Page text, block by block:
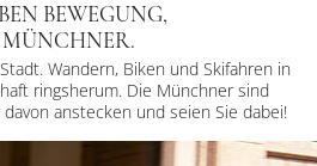
BEWEGUNG,
MÜNCHNER.
Wandern, Biken und Skifahren in
ringsherum. Die Münchner sind
anstecken und seien Sie dabei!